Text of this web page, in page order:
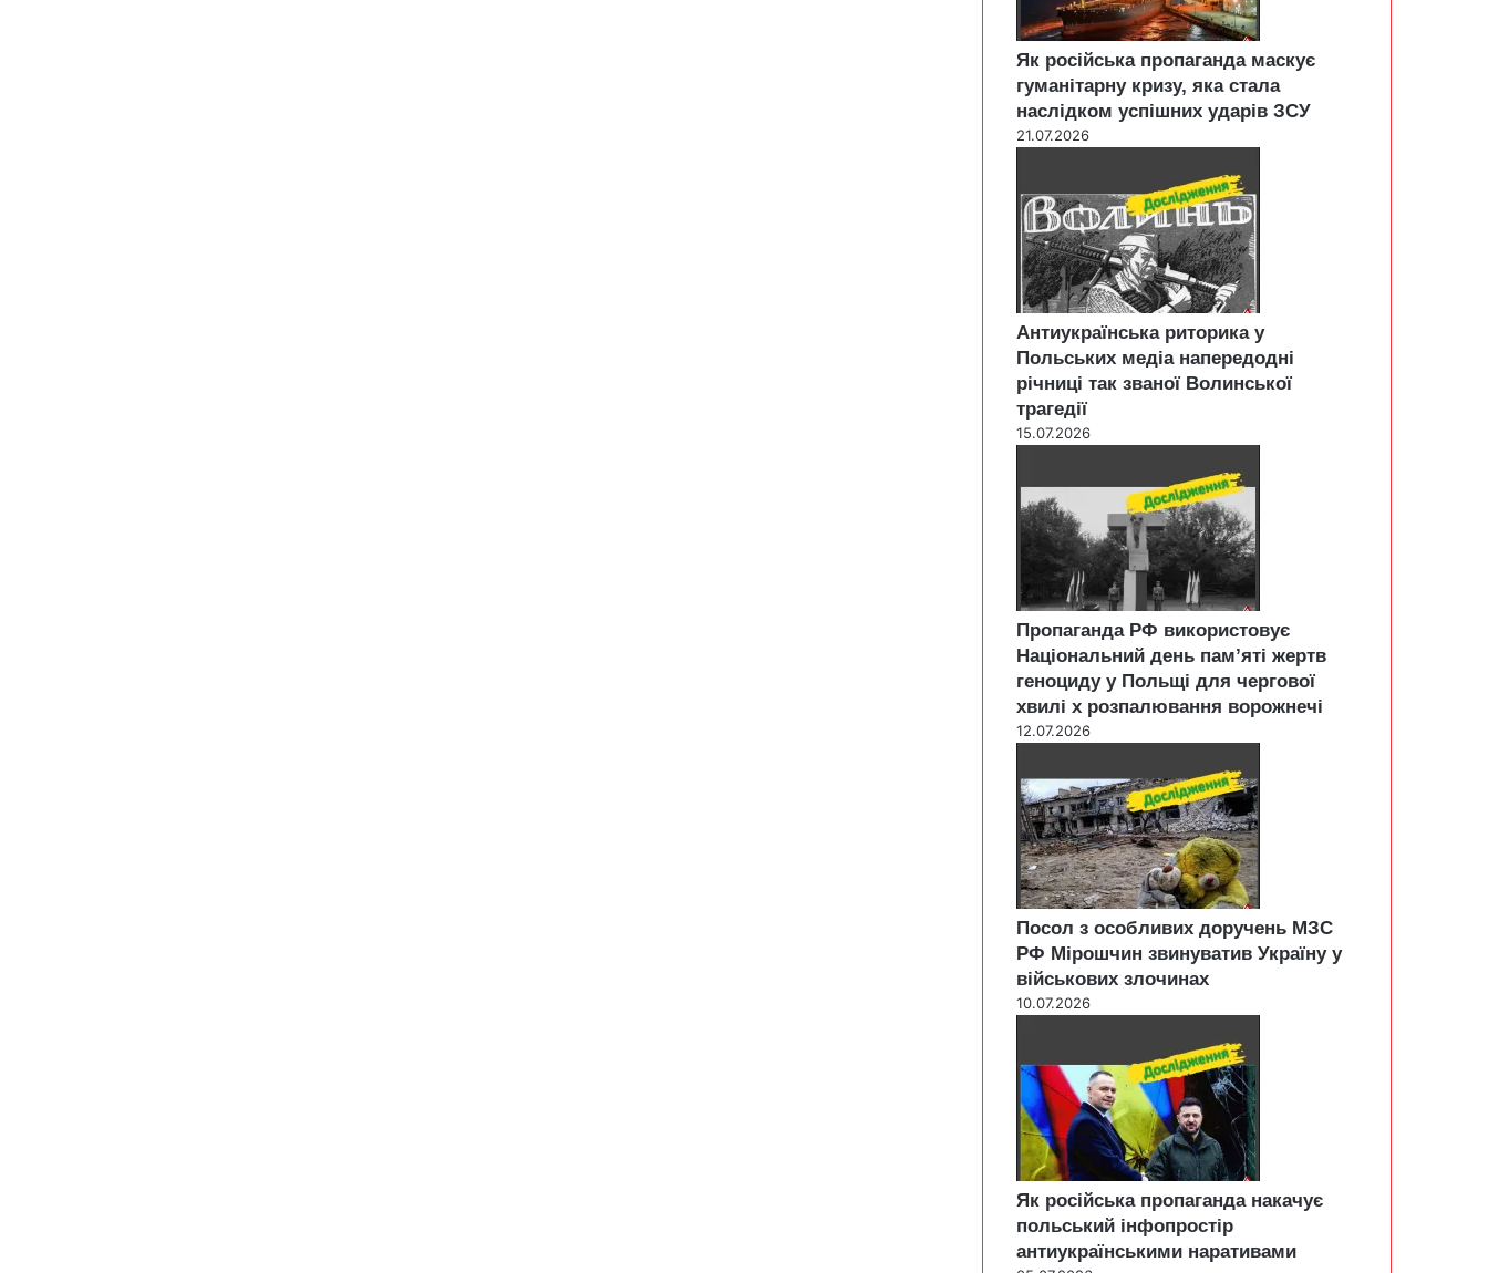
Як російська пропаганда маскує
гуманітарну кризу, яка стала
наслідком успішних ударів ЗСУ
21.07.2026
Антиукраїнська риторика у
Польських медіа напередодні
річниці так званої Волинської
трагедії
15.07.2026
Пропаганда РФ використовує
Національний день пам’яті жертв
геноциду у Польщі для чергової
хвилі х розпалювання ворожнечі
12.07.2026
Посол з особливих доручень МЗС
РФ Мірошчин звинуватив Україну у
військових злочинах
10.07.2026
Як російська пропаганда накачує
польський інфопростір
антиукраїнськими наративами